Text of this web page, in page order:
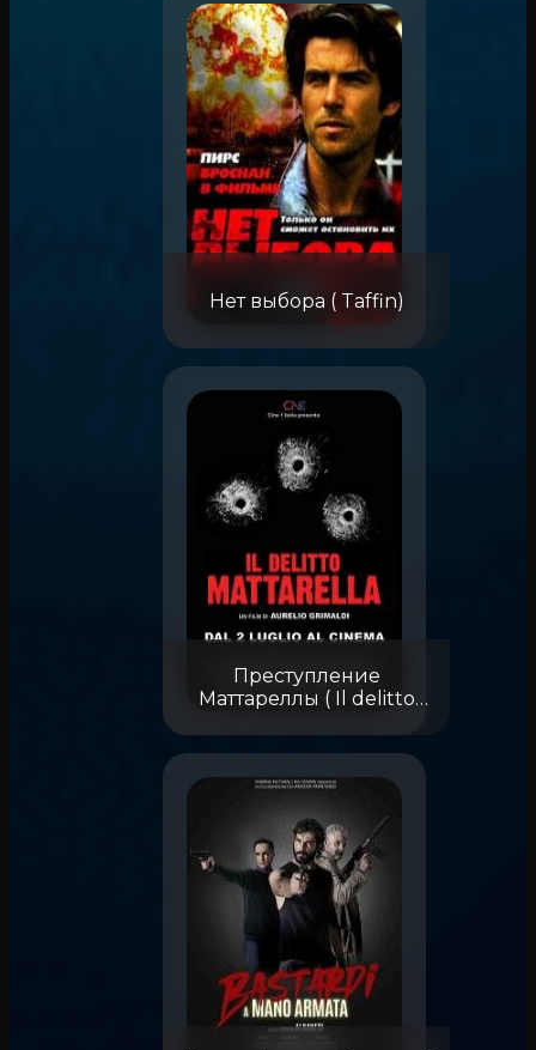
Нет выбора ( Taffin)
Преступление
Маттареллы ( Il delitto